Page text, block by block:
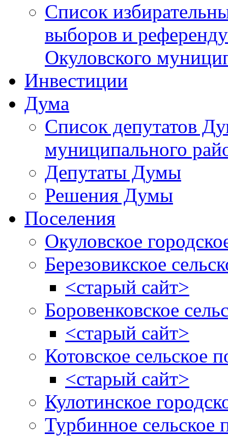
Список
выборов и
Окуловского
Инвестиции
Дума
Список депутатов
муниципального
Депутаты Думы
Решения Думы
Поселения
Окуловское
Березовикское
<старый сайт>
Боровенковское
<старый сайт>
Котовское сельское
<старый сайт>
Кулотинское
Турбинное сельское